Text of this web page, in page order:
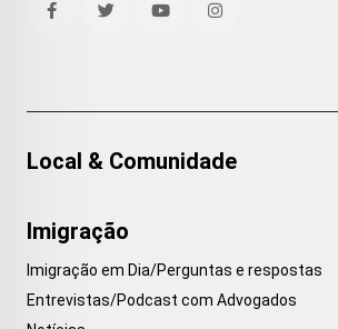
Local & Comunidade
Imigração
Imigração em Dia/Perguntas e respostas
Entrevistas/Podcast com Advogados